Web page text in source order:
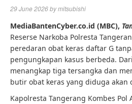
29 June 2026bymitsubishi
MediaBantenCyber.co.id (MBC),
Reserse Narkoba Polresta
peredaran obat keras daftar G
pengungkapan kasus berbeda.
menangkap tiga tersangka dan
butir obat keras yang diduga akan
Kapolresta Tangerang Kombes